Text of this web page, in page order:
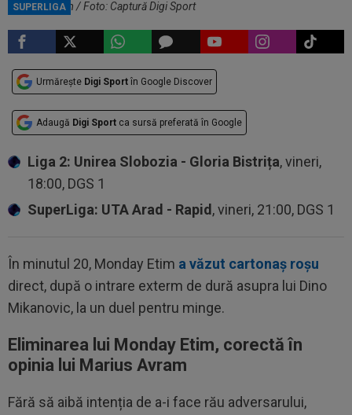
SUPERLIGA
Marius Avram / Foto: Captură Digi Sport
Urmărește Digi Sport în Google Discover
Adaugă Digi Sport ca sursă preferată în Google
Liga 2: Unirea Slobozia - Gloria Bistrița, vineri,
18:00, DGS 1
SuperLiga: UTA Arad - Rapid , vineri, 21:00, DGS 1
În minutul 20, Monday Etim a văzut cartonaș roșu
direct, după o intrare exterm de dură asupra lui Dino
Mikanovic, la un duel pentru minge.
Eliminarea lui Monday Etim, corectă în
opinia lui Marius Avram
Fără să aibă intenția de a-i face rău adversarului,